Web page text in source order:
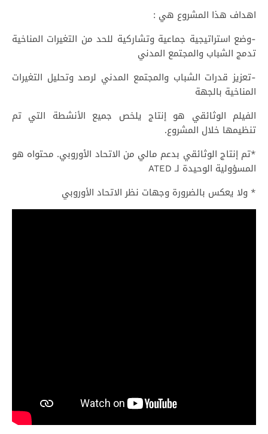
اهداف هذا المشروع هي :
-وضع استراتيجية جماعية وتشاركية للحد من التغيرات المناخية
تدمج الشباب والمجتمع المدني
-تعزيز قدرات الشباب والمجتمع المدني لرصد وتحليل التغيرات
المناخية بالجهة
الفيلم الوثائقي هو إنتاج يلخص جميع الأنشطة التي تم
تنظيمها خلال المشروع.
*تم إنتاج الوثائقي بدعم مالي من الاتحاد الأوروبي. محتواه هو
المسؤولية الوحيدة لـ ATED
* ولا يعكس بالضرورة وجهات نظر الاتحاد الأوروبي